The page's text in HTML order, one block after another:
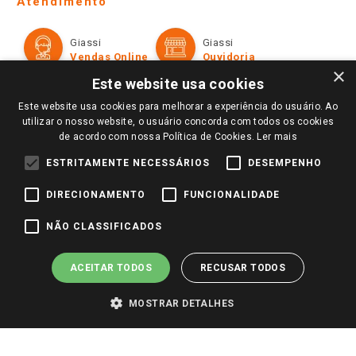
Televendas
Perguntas frequentes
Trabalhe Conosco
Identidade Visual
Formas de Pagamento
Políticas de entrega
Trocas e Devoluções
Giassi
Vendas Online
Giassi
Ouvidoria
Redes Sociais
Pagamento e Segurança
×
Este website usa cookies
Este website usa cookies para melhorar a experiência do usuário. Ao
utilizar o nosso website, o usuário concorda com todos os cookies
de acordo com nossa Política de Cookies. Ler mais
ESTRITAMENTE NECESSÁRIOS DESEMPENHO
DIRECIONAMENTO FUNCIONALIDADE
NÃO CLASSIFICADOS
ACEITAR TODOS RECUSAR TODOS
MOSTRAR DETALHES